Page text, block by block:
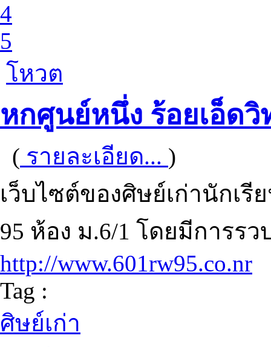
4
5
โหวต
หกศูนย์หนึ่ง ร้อยเอ็ดวิ
( รายละเอียด... )
เว็บไซต์ของศิษย์เก่านักเรี
95 ห้อง ม.6/1 โดยมีการร
http://www.601rw95.co.nr
Tag :
ศิษย์เก่า